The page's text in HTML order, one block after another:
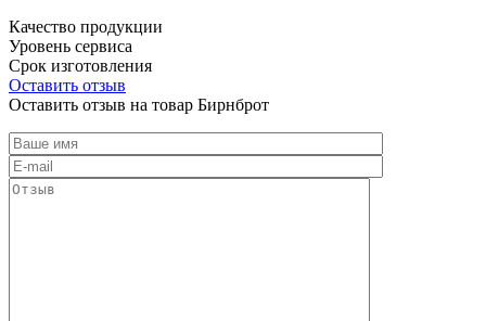
Качество продукции
Уровень сервиса
Срок изготовления
Оставить отзыв
Оставить отзыв на товар Бирнброт